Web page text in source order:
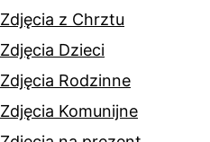
Zdjęcia z Chrztu
Zdjęcia Dzieci
Zdjęcia Rodzinne
Zdjęcia Komunijne